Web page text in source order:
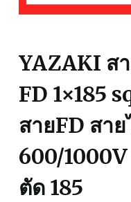
YAZAKI ส
FD 1×185
สายFD สา
600/1000V
ตัด 185